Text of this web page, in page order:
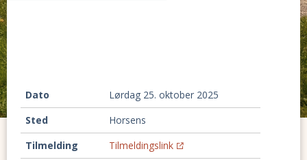
Dato
lørdag 25. oktober 2025
Sted
Horsens
Tilmelding
Tilmeldingslink